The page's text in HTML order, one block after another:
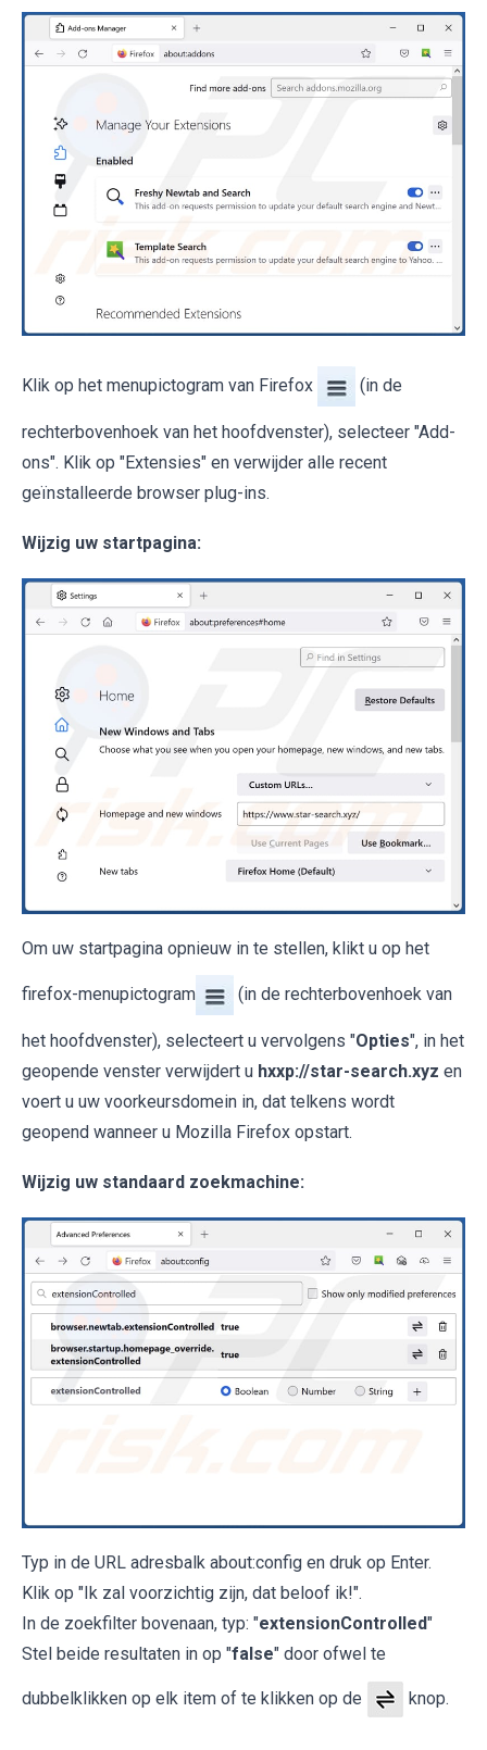
Klik op het menupictogram van Firefox (in de
rechterbovenhoek van het hoofdvenster), selecteer "Add-
ons". Klik op "Extensies" en verwijder alle recent
geïnstalleerde browser plug-ins.
Wijzig uw startpagina:
Om uw startpagina opnieuw in te stellen, klikt u op het
firefox-menupictogram (in de rechterbovenhoek van
het hoofdvenster), selecteert u vervolgens "Opties", in het
geopende venster verwijdert u hxxp://star-search.xyz en
voert u uw voorkeursdomein in, dat telkens wordt
geopend wanneer u Mozilla Firefox opstart.
Wijzig uw standaard zoekmachine:
Typ in de URL adresbalk about:config en druk op Enter.
Klik op "Ik zal voorzichtig zijn, dat beloof ik!".
In de zoekfilter bovenaan, typ: "extensionControlled"
Stel beide resultaten in op "false" door ofwel te
dubbelklikken op elk item of te klikken op de knop.